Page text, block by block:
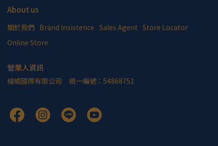
About us
關於我們 Brand Insistence Sales Agent Store Locator
Online Store
營業人資訊
緹威國際有限公司     統一編號：54868751